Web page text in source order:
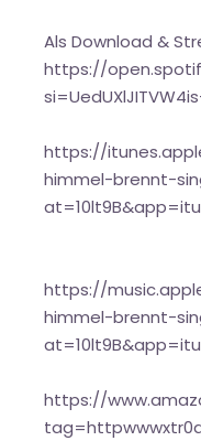
Als Download &
https://
https://
himmel-brennt-
https://
himmel-brennt-
https://